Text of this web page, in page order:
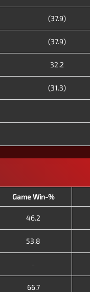
(37.9)
(37.9)
32.2
(31.3)
Game Win-%
46.2
53.8
-
66.7